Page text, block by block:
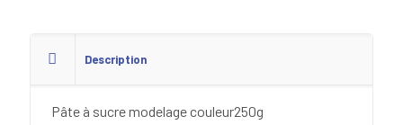
Description
Pâte à sucre modelage couleur250g